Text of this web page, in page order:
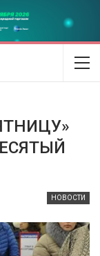
НОВОСТИ